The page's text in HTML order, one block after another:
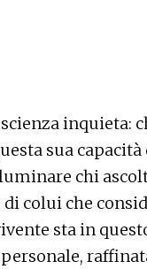
inquieta:
sua
chi
colui che
sta in